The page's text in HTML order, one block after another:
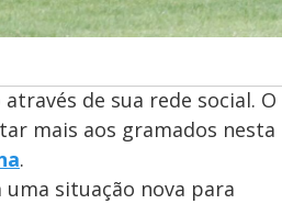
de sua rede social. O
mais aos gramados nesta
.
situação nova para